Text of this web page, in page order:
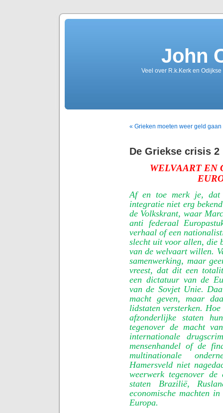
John
Veel over R.k.Kerk en
« Grieken moeten weer geld
De Griekse crisis 2
WELVAART EN
Af en toe merk je, dat
integratie niet erg
de Volkskrant, waar
anti federaal
verhaal of een
slecht uit voor allen, die
van de welvaart willen.
samenwerking, maar
vreest, dat dit een
een dictatuur van de
van de Sovjet Unie.
macht geven, maar
lidstaten versterken.
afzonderlijke staten
tegenover de macht
internationale
mensenhandel of de
multinationale
Hamersveld niet
weerwerk tegenover
staten Brazilië,
economische machten
Europa.